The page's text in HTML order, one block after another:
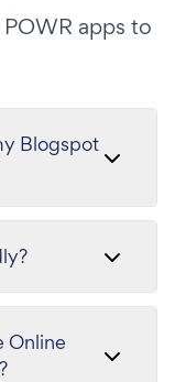
apps to
Blogspot
Online